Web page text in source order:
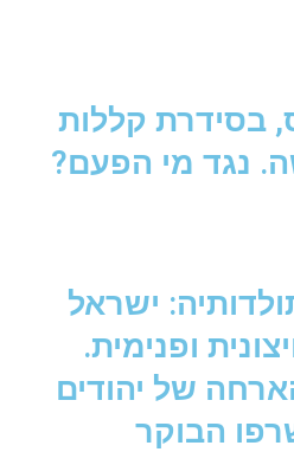
בסידרת קללות
נגד מי הפעם?
ישראל
ופנימית.
של יהודים
הבוקר